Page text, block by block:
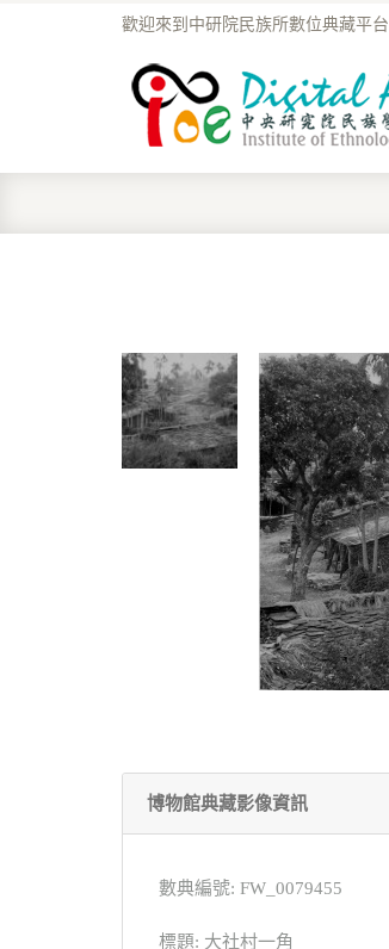
歡迎來到中研院民族所數位典藏平台
博物館典藏影像資訊
數典編號: FW_0079455
標題: 大社村一角